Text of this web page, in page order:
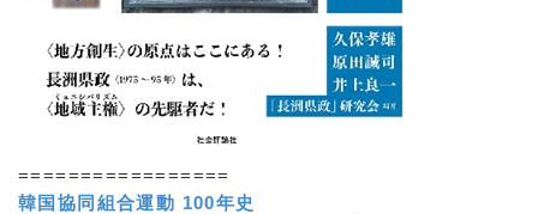
=================
韓国協同組合運動 100年史